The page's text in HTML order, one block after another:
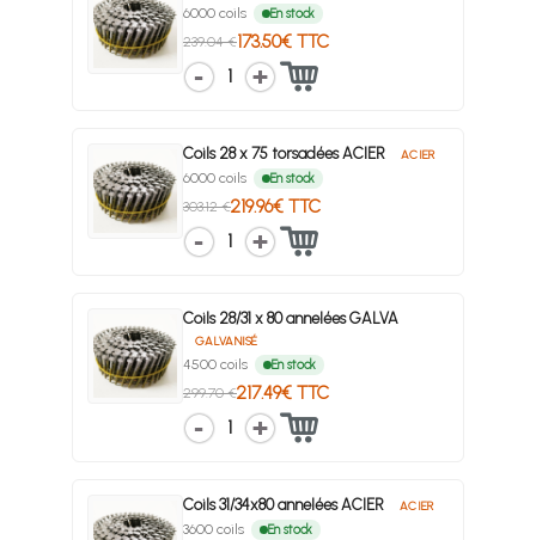
6000 coils En stock
239.04 €173.50€ TTC
1
Coils 28 x 75 torsadées ACIER ACIER
6000 coils En stock
303.12 €219.96€ TTC
1
Coils 28/31 x 80 annelées GALVA
GALVANISÉ
4500 coils En stock
299.70 €217.49€ TTC
1
Coils 31/34x80 annelées ACIER ACIER
3600 coils En stock